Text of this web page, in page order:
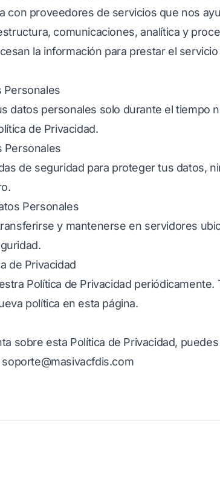
con proveedores de servicios que nos
comunicaciones, analítica y
la información para prestar el
Personales
datos personales solo durante el tiempo
de Privacidad.
Personales
de seguridad para proteger tus datos,
Personales
y mantenerse en servidores
de Privacidad
Política de Privacidad
política en esta página.
sobre esta Política de Privacidad,
soporte@masivacfdis.com